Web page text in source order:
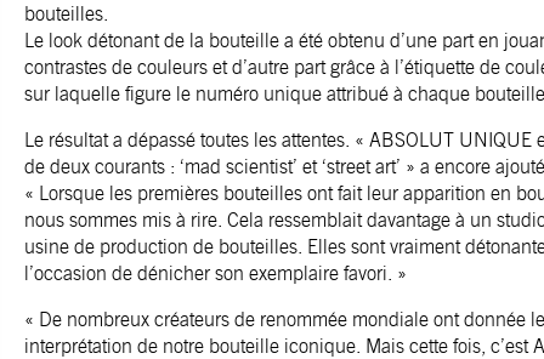
bouteilles.
Le look détonant de la bouteille a été obtenu d’une part en
contrastes de couleurs et d’autre part grâce à l’étiquette de
sur laquelle figure le numéro unique attribué à chaque
Le résultat a dépassé toutes les attentes. « ABSOLUT UNIQUE
de deux courants : ‘mad scientist’ et ‘street art’ » a encore
« Lorsque les premières bouteilles ont fait leur apparition en
nous sommes mis à rire. Cela ressemblait davantage à un
usine de production de bouteilles. Elles sont vraiment
l’occasion de dénicher son exemplaire favori. »
« De nombreux créateurs de renommée mondiale ont donnée
interprétation de notre bouteille iconique. Mais cette fois, c’est